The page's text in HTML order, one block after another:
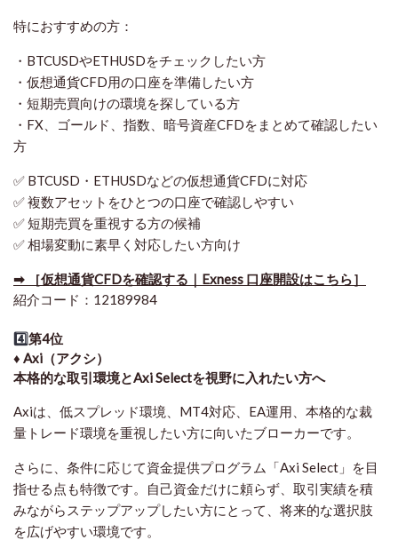
特におすすめの方：
・BTCUSDやETHUSDをチェックしたい方
・仮想通貨CFD用の口座を準備したい方
・短期売買向けの環境を探している方
・FX、ゴールド、指数、暗号資産CFDをまとめて確認したい
方
✅ BTCUSD・ETHUSDなどの仮想通貨CFDに対応
✅ 複数アセットをひとつの口座で確認しやすい
✅ 短期売買を重視する方の候補
✅ 相場変動に素早く対応したい方向け
➡ ［仮想通貨CFDを確認する｜Exness 口座開設はこちら］
紹介コード：12189984
4️⃣第4位
♦️ Axi（アクシ）
本格的な取引環境とAxi Selectを視野に入れたい方へ
Axiは、低スプレッド環境、MT4対応、EA運用、本格的な裁
量トレード環境を重視したい方に向いたブローカーです。
さらに、条件に応じて資金提供プログラム「Axi Select」を目
指せる点も特徴です。自己資金だけに頼らず、取引実績を積
みながらステップアップしたい方にとって、将来的な選択肢
を広げやすい環境です。